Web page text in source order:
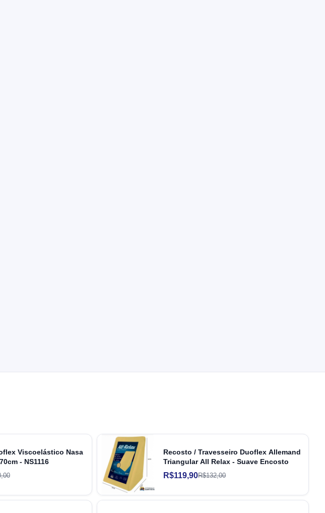
Viscoelástico Nasa
- NS1116
Recosto / Travesseiro Duoflex Allemand
Triangular All Relax - Suave Encosto
R$119,90R$132,00